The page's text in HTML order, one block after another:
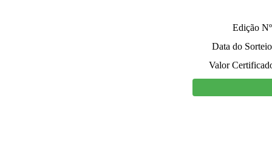
Edição
Data do
Valor